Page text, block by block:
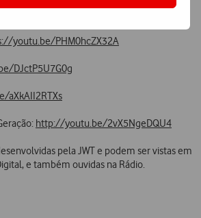
youtu.be/PHM0hcZX32A
DJctP5U7G0g
aXkAII2RTXs
http://youtu.be/2vX5NgeDQU4
pela JWT e podem ser vistas em
e também ouvidas na Rádio.